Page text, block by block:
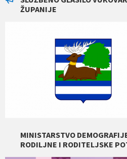
ŽUPANIJE
MINISTARSTVO
RODILJNE I RODITELJSKE